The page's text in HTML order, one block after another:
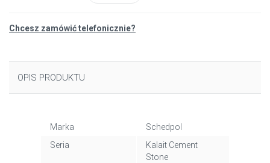
Chcesz zamówić telefonicznie?
OPIS PRODUKTU
Marka
Schedpol
Seria
Kalait Cement
Stone